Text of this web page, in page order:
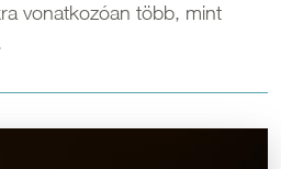
vonatkozóan több, mint